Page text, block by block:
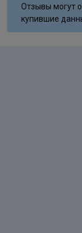
Отзывы могут
купившие